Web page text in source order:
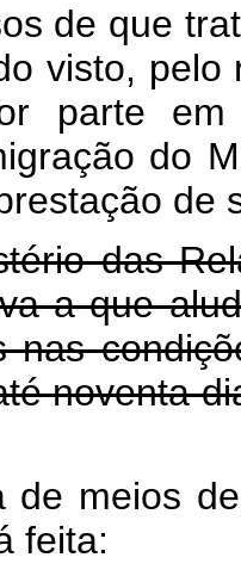
de que
visto,
parte
do
de
das
a que
nas
até
de meios
feita: